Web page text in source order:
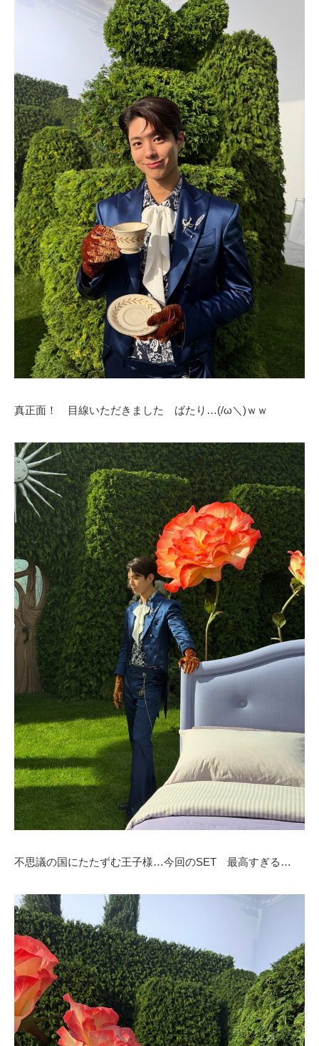
真正面！ 目線いただきました ばたり…(/ω＼)ｗｗ
不思議の国にたたずむ王子様…今回のSET 最高すぎる…